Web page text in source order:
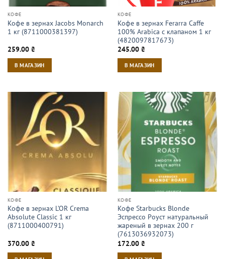
КОФЕ
Кофе в зернах Jacobs Monarch
1 кг (8711000381397)
259.00 ₴
В МАГАЗИН
КОФЕ
Кофе в зернах Ferarra Caffe
100% Arabica с клапаном 1 кг
(4820097817673)
245.00 ₴
В МАГАЗИН
КОФЕ
Кофе в зернах L’OR Crema
Absolute Classic 1 кг
(8711000400791)
370.00 ₴
КОФЕ
Кофе Starbucks Blonde
Эспрессо Роуст натуральный
жареный в зернах 200 г
(7613036932073)
172.00 ₴